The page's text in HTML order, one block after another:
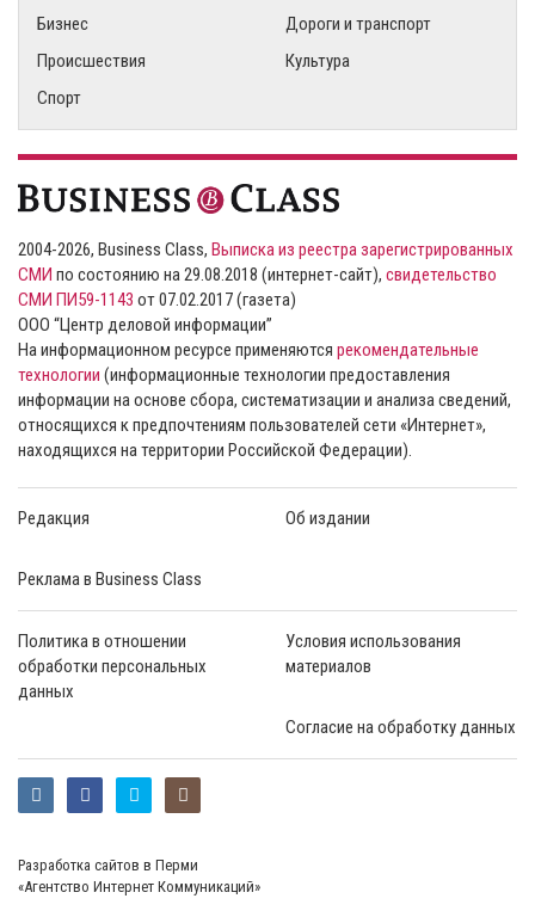
Бизнес
Дороги и транспорт
Происшествия
Культура
Спорт
2004-2026, Business Class, Выписка из реестра зарегистрированных
СМИ по состоянию на 29.08.2018 (интернет-сайт), свидетельство
СМИ ПИ59-1143 от 07.02.2017 (газета)
ООО “Центр деловой информации”
На информационном ресурсе применяются рекомендательные
технологии (информационные технологии предоставления
информации на основе сбора, систематизации и анализа сведений,
относящихся к предпочтениям пользователей сети «Интернет»,
находящихся на территории Российской Федерации).
Редакция Об издании
Реклама в Business Class
Политика в отношении
обработки персональных
данных
Условия использования
материалов
Согласие на обработку данных
Разработка сайтов в Перми
«Агентство Интернет Коммуникаций»